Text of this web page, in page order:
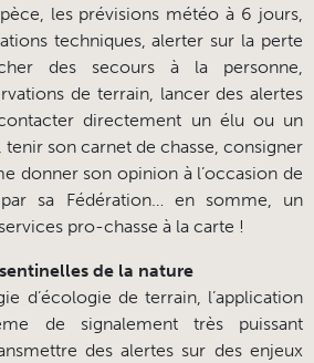
les prévisions météo à 6 jours,
techniques, alerter sur la perte
des secours à la personne,
de terrain, lancer des alertes
directement un élu ou un
son carnet de chasse, consigner
donner son opinion à l’occasion de
par sa Fédération… en somme, un
pro-chasse à la carte !
de la nature
d’écologie de terrain, l’application
de signalement très puissant
des alertes sur des enjeux